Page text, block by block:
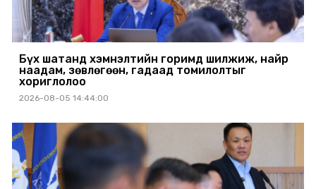
Бүх шатанд хэмнэлтийн горимд шилжиж, найр
наадам, зөвлөгөөн, гадаад томилолтыг
хориглолоо
2026-08-05 14:44:00